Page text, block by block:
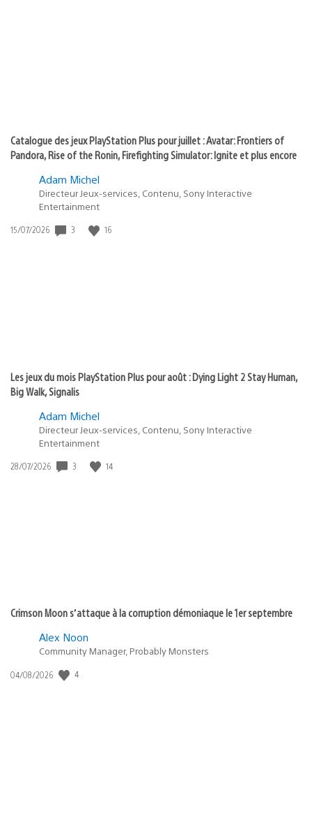
Catalogue des jeux PlayStation Plus pour juillet : Avatar: Frontiers of
Pandora, Rise of the Ronin, Firefighting Simulator: Ignite et plus encore
Adam Michel
Directeur Jeux-services, Contenu, Sony Interactive
Entertainment
Date
15/07/2026 3 16
Les jeux du mois PlayStation Plus pour août : Dying Light 2 Stay Human,
Big Walk, Signalis
Adam Michel
Directeur Jeux-services, Contenu, Sony Interactive
Entertainment
Date
28/07/2026 3 14
Crimson Moon s’attaque à la corruption démoniaque le 1er septembre
Alex Noon
Community Manager, Probably Monsters
Date
04/08/2026 4